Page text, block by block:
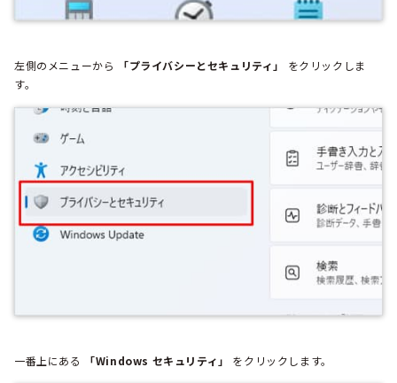
左側のメニューから 「プライバシーとセキュリティ」
をクリックしま
す。
一番上にある 「Windows セキュリティ」 をクリックします。